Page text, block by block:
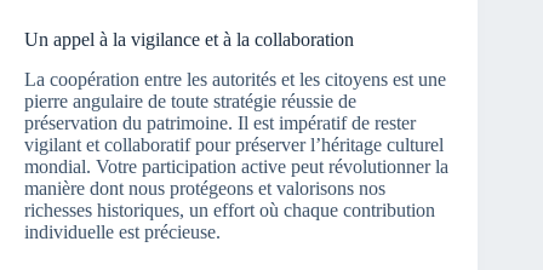
Un appel à la vigilance et à la collaboration
La coopération entre les autorités et les citoyens est une
pierre angulaire de toute stratégie réussie de
préservation du patrimoine. Il est impératif de rester
vigilant et collaboratif pour préserver l’héritage culturel
mondial. Votre participation active peut révolutionner la
manière dont nous protégeons et valorisons nos
richesses historiques, un effort où chaque contribution
individuelle est précieuse.